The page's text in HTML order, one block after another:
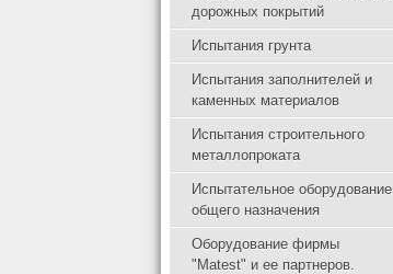
дорожных покрытий
Испытания грунта
Испытания заполнителей и
каменных материалов
Испытания строительного
металлопроката
Испытательное оборудование
общего назначения
Оборудование фирмы
"Matest" и ее партнеров.